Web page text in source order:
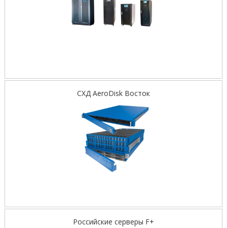
СХД AeroDisk Восток
Российские серверы F+